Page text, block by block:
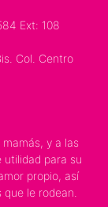
Ext: 108
Col. Centro
y a las
para su
propio, así
le rodean.